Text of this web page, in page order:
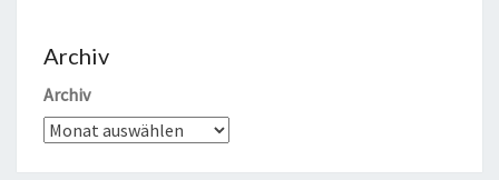
Archiv
Archiv